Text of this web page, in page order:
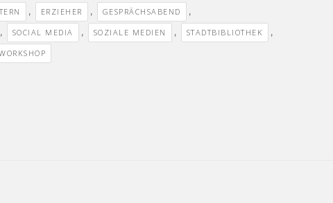
, ERZIEHER , GESPRÄCHSABEND ,
, SOCIAL MEDIA , SOZIALE MEDIEN , STADTBIBLIOTHEK ,